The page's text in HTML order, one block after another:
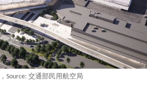
Source: 交通部民用航空局